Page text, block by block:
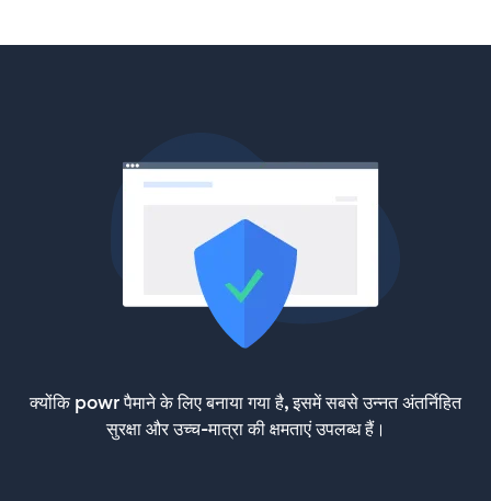
क्योंकि powr पैमाने के लिए बनाया गया है, इसमें सबसे उन्नत अंतर्निहित
सुरक्षा और उच्च-मात्रा की क्षमताएं उपलब्ध हैं।